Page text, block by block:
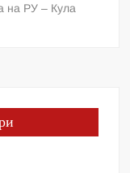
на РУ – Кула